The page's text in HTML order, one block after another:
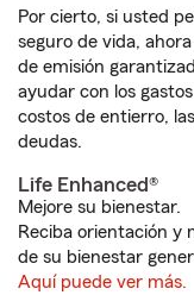
Por cierto, si usted
seguro de vida,
de emisión
ayudar con los
costos de entierro,
deudas.
Life Enhanced®
Mejore su bienestar.
Reciba orientación y
de su bienestar
Aquí puede ver más.